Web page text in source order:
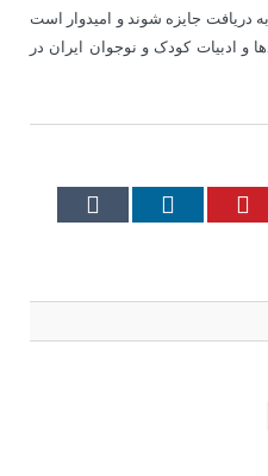
دریافت جایزه شوند و امیدوار است
و ادبیات کودک و نوجوان ایران در
Pinterest
LinkedIn